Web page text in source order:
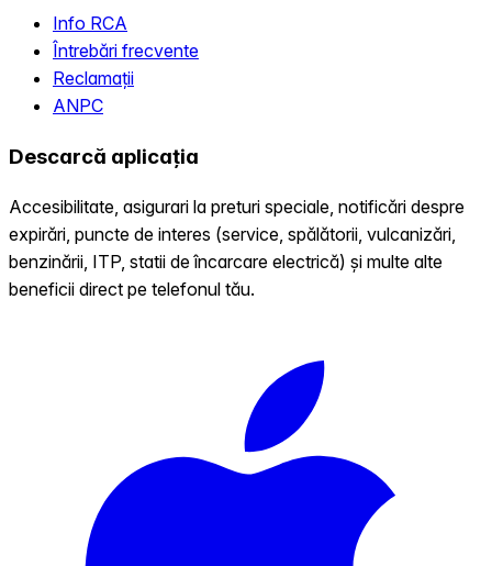
Info RCA
Întrebări frecvente
Reclamații
ANPC
Descarcă aplicația
Accesibilitate, asigurari la preturi speciale, notificări despre
expirări, puncte de interes (service, spălătorii, vulcanizări,
benzinării, ITP, statii de încarcare electrică) și multe alte
beneficii direct pe telefonul tău.